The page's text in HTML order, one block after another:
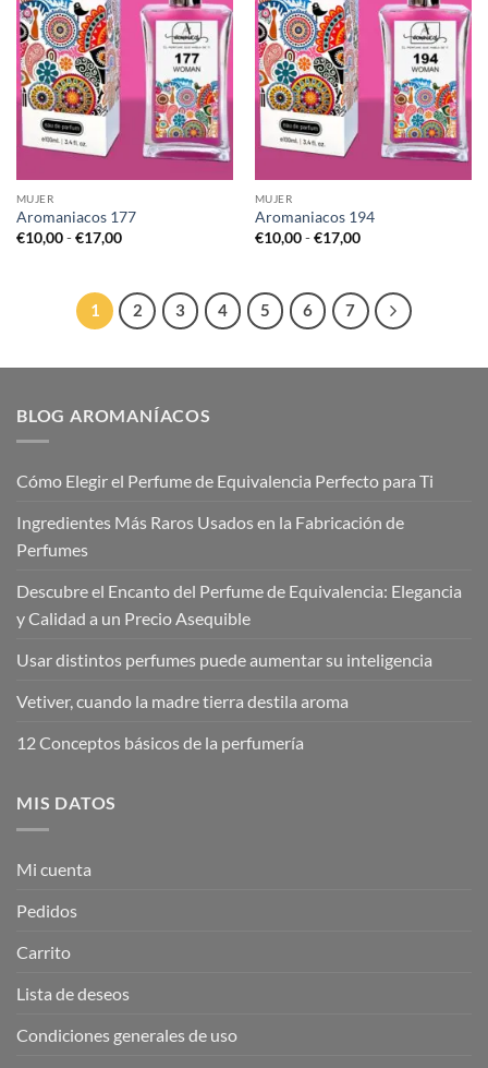
MUJER
Aromaniacos 177
€10,00 - €17,00Rango
€10,00
hasta
€17,00
MUJER
Aromaniacos 194
€10,00 - €17,00Rango
€10,00
hasta
€17,00
1 2 3 4 5 6 7
BLOG AROMANÍACOS
Cómo Elegir el Perfume de Equivalencia Perfecto para Ti
Ingredientes Más Raros Usados en la Fabricación de
Perfumes
Descubre el Encanto del Perfume de Equivalencia: Elegancia
y Calidad a un Precio Asequible
Usar distintos perfumes puede aumentar su inteligencia
Vetiver, cuando la madre tierra destila aroma
12 Conceptos básicos de la perfumería
MIS DATOS
Mi cuenta
Pedidos
Carrito
Lista de deseos
Condiciones generales de uso